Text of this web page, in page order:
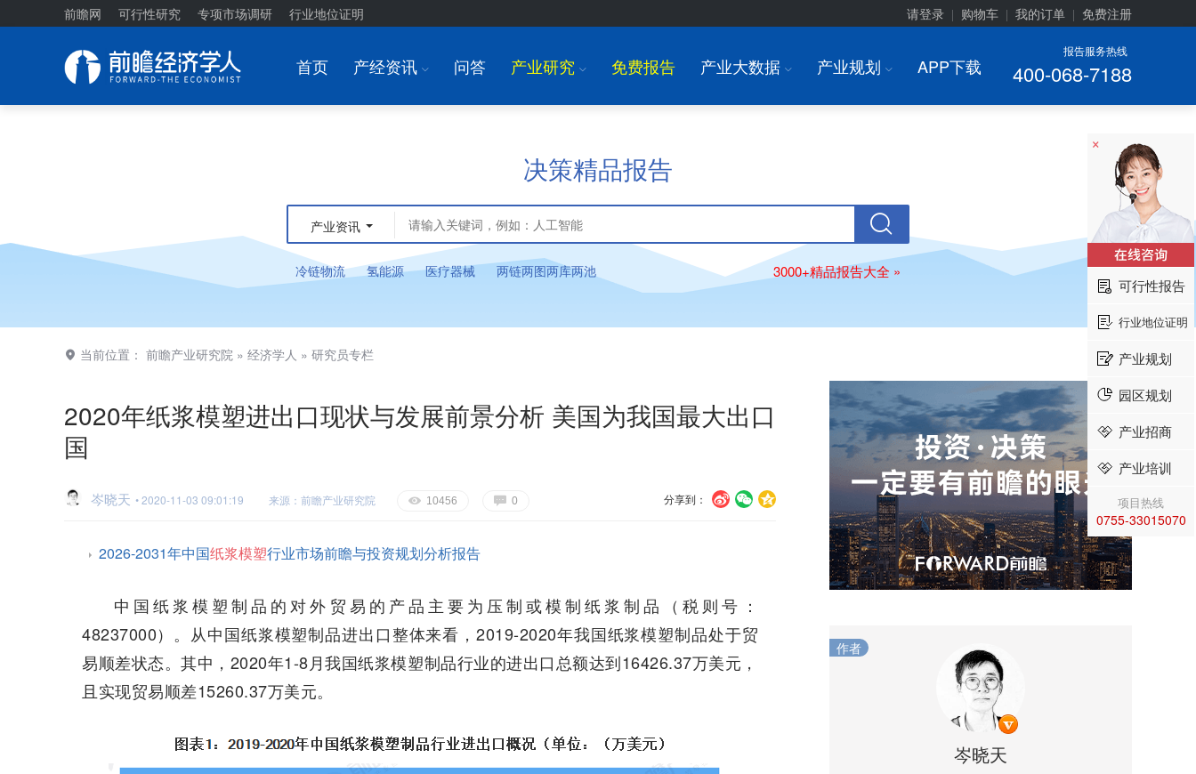
前瞻网 可行性研究 专项市场调研 行业地位证明 请登录 购物车 我的订单 免费注册
报告服务热线
400-068-7188
首页 产经资讯 I 问答 产业研究 I 免费报告 产业大数据 I 产业规划 I APP下载
决策精品报告
产业资讯
冷链物流 氢能源 医疗器械 两链两图两库两池 3000+精品报告大全 »
当前位置： 前瞻产业研究院 » 经济学人 » 研究员专栏
2020年纸浆模塑进出口现状与发展前景分析 美国为我国最大出口
国
U V c
分享到：
岑晓天 • 2020-11-03 09:01:19 来源：前瞻产业研究院 E 10456 G 0
2026-2031年中国纸浆模塑行业市场前瞻与投资规划分析报告
中国纸浆模塑制品的对外贸易的产品主要为压制或模制纸浆制品（税则号：
48237000）。从中国纸浆模塑制品进出口整体来看，2019-2020年我国纸浆模塑制品处于贸
易顺差状态。其中，2020年1-8月我国纸浆模塑制品行业的进出口总额达到16426.37万美元，
且实现贸易顺差15260.37万美元。
作者
岑晓天
×
可行性报告
行业地位证明
产业规划
园区规划
产业招商
产业培训
项目热线
0755-33015070